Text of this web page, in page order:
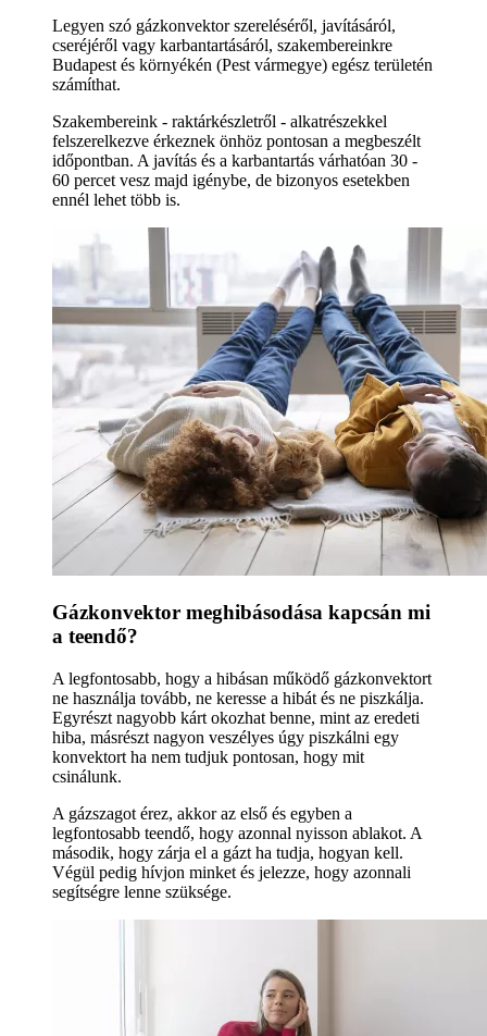
Legyen szó gázkonvektor szereléséről, javításáról,
cseréjéről vagy karbantartásáról, szakembereinkre
Budapest és környékén (Pest vármegye) egész területén
számíthat.
Szakembereink - raktárkészletről - alkatrészekkel
felszerelkezve érkeznek önhöz pontosan a megbeszélt
időpontban. A javítás és a karbantartás várhatóan 30 -
60 percet vesz majd igénybe, de bizonyos esetekben
ennél lehet több is.
Gázkonvektor meghibásodása kapcsán mi
a teendő?
A legfontosabb, hogy a hibásan működő gázkonvektort
ne használja tovább, ne keresse a hibát és ne piszkálja.
Egyrészt nagyobb kárt okozhat benne, mint az eredeti
hiba, másrészt nagyon veszélyes úgy piszkálni egy
konvektort ha nem tudjuk pontosan, hogy mit
csinálunk.
A gázszagot érez, akkor az első és egyben a
legfontosabb teendő, hogy azonnal nyisson ablakot. A
második, hogy zárja el a gázt ha tudja, hogyan kell.
Végül pedig hívjon minket és jelezze, hogy azonnali
segítségre lenne szüksége.